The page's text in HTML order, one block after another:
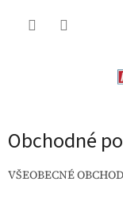
Obchodné
VŠEOBECNÉ